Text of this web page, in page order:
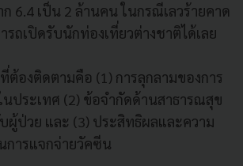
6.4 เป็น 2 ล้านคน ในกรณีเลวร้ายคาด
รถเปิดรับนักท่องเที่ยวต่างชาติได้เลย
ต้องติดตามคือ (1) การลุกลามของการ
ประเทศ (2) ข้อจำกัดด้านสาธารณสุข
ผู้ป่วย และ (3) ประสิทธิผลและความ
การแจกจ่ายวัคซีน